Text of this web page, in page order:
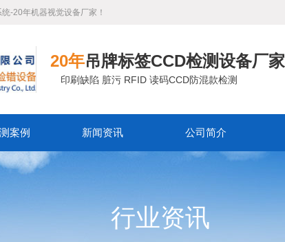
-20年机器视觉设备厂家！
20年吊牌标签CCD检测设备厂家
印刷缺陷 脏污 RFID 读码CCD防混款检测
案例 新闻资讯 公司简介
行业资讯